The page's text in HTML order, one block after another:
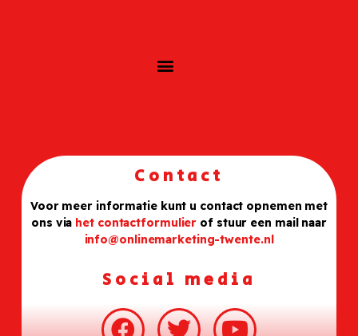
Contact
Voor meer informatie kunt u contact opnemen met
ons via het contactformulier of stuur een mail naar
info@onlinemarketing-twente.nl
Social media